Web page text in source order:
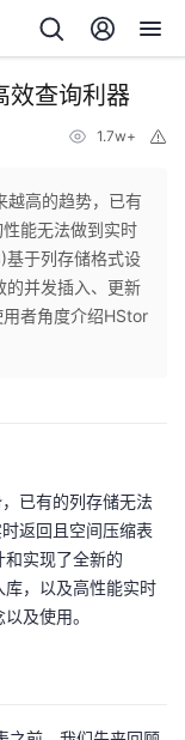
效查询利器
1.7w+
越高的趋势，已有
能无法做到实时
基于列存储格式设
的并发插入、更新
者角度介绍HStor
已有的列存储无法
返回且空间压缩表
实现了全新的
，以及高性能实时
及使用。